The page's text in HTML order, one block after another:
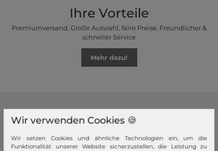
Ihre Vorteile
Premiumversand, Große Auswahl, faire Preise, Freundlicher &
schneller Service
Mehr dazu!
modeherz
AGB
Wir verwenden Cookies 🍪
Wir setzen Cookies und ähnliche Technologien ein, um die
Funktionalität unserer Website sicherzustellen, die Leistung zu